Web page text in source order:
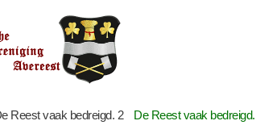
Reest vaak bedreigd. 2 De Reest vaak